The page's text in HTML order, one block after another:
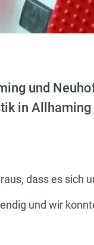
und
in
dass es sich
und wir